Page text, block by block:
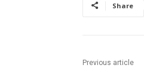
Share
Previous article